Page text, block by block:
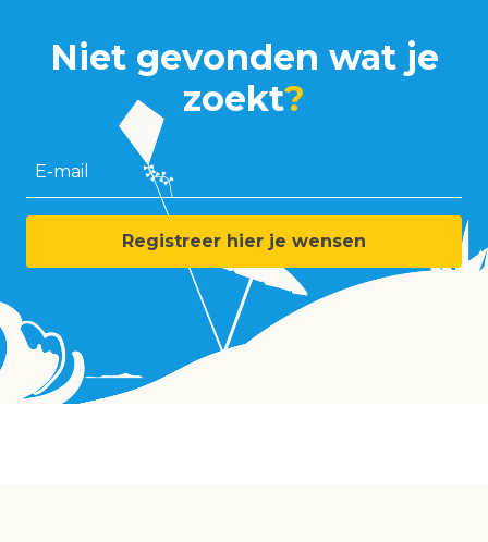
Niet gevonden wat je
zoekt?
E-mail
Registreer hier je wensen